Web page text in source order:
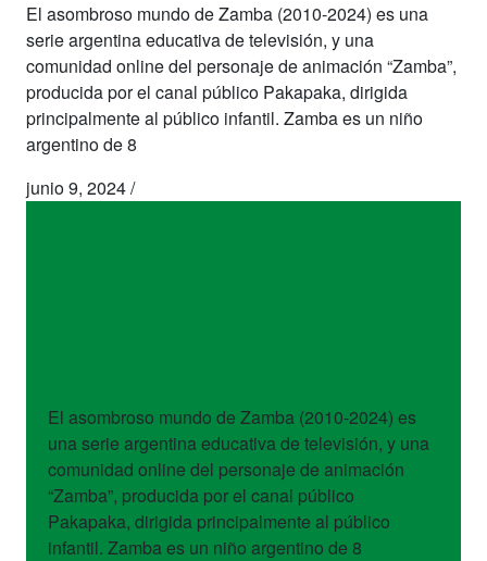
El asombroso mundo de Zamba (2010-2024) es una
serie argentina educativa de televisión, y una
comunidad online del personaje de animación “Zamba”,
producida por el canal público Pakapaka, dirigida
principalmente al público infantil. Zamba es un niño
argentino de 8
junio 9, 2024/
El asombroso mundo de Zamba (2010-2024) es
una serie argentina educativa de televisión, y una
comunidad online del personaje de animación
“Zamba”, producida por el canal público
Pakapaka, dirigida principalmente al público
infantil. Zamba es un niño argentino de 8